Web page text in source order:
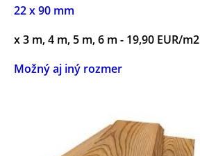
22 x 90 mm
x 3 m, 4 m, 5 m, 6 m - 19,90 EUR/m2
Možný aj iný rozmer